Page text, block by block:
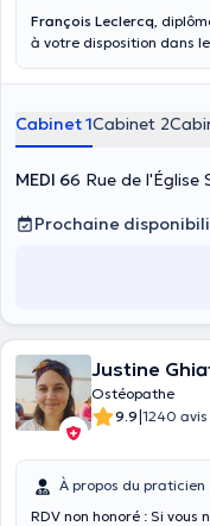
François Leclercq,
à votre disposition dans
enceinte ou en période
Cabinet 1Cabinet 2
MEDI 66 Rue de l'Église
Prochaine
Justine
Ostéopathe
9.9|1240 avis
À propos du praticien
RDV non honoré : Si vous